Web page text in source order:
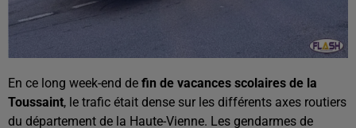
En ce long week-end de fin de vacances scolaires de la
Toussaint, le trafic était dense sur les différents axes routiers
du département de la Haute-Vienne. Les gendarmes de